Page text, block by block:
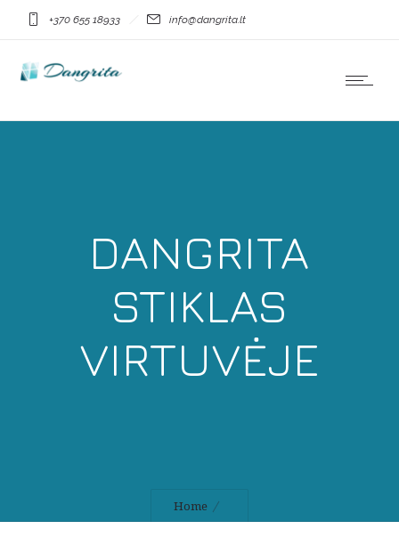
+370 655 18933 info@dangrita.lt
DANGRITA
STIKLAS
VIRTUVĖJE
Home